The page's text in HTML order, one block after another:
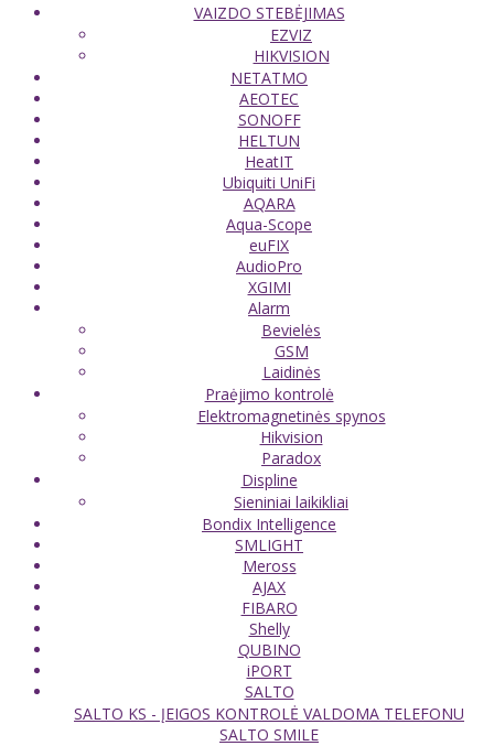
VAIZDO STEBĖJIMAS
EZVIZ
HIKVISION
NETATMO
AEOTEC
SONOFF
HELTUN
HeatIT
Ubiquiti UniFi
AQARA
Aqua-Scope
euFIX
AudioPro
XGIMI
Alarm
Bevielės
GSM
Laidinės
Praėjimo kontrolė
Elektromagnetinės spynos
Hikvision
Paradox
Displine
Sieniniai laikikliai
Bondix Intelligence
SMLIGHT
Meross
AJAX
FIBARO
Shelly
QUBINO
iPORT
SALTO
SALTO KS - ĮEIGOS KONTROLĖ VALDOMA TELEFONU
SALTO SMILE